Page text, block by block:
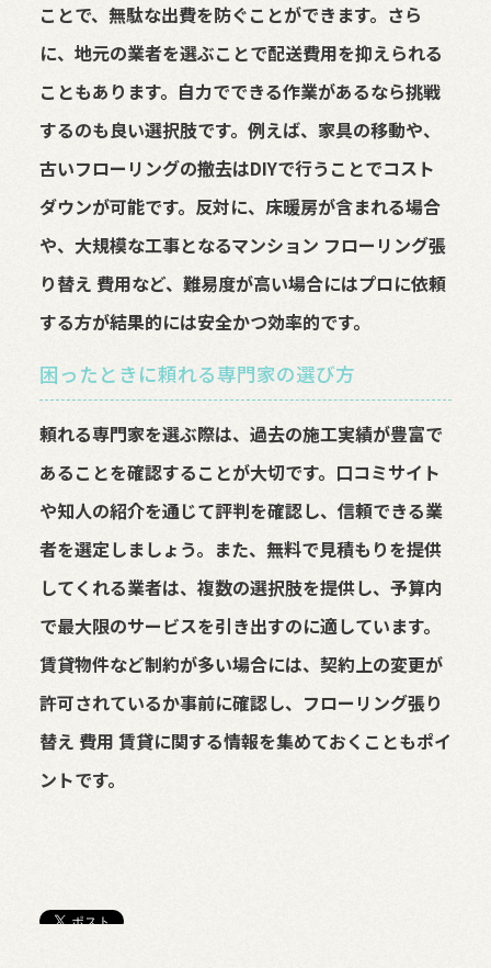
ことで、無駄な出費を防ぐことができます。さら
に、地元の業者を選ぶことで配送費用を抑えられる
こともあります。自力でできる作業があるなら挑戦
するのも良い選択肢です。例えば、家具の移動や、
古いフローリングの撤去はDIYで行うことでコスト
ダウンが可能です。反対に、床暖房が含まれる場合
や、大規模な工事となるマンション フローリング張
り替え 費用など、難易度が高い場合にはプロに依頼
する方が結果的には安全かつ効率的です。
困ったときに頼れる専門家の選び方
頼れる専門家を選ぶ際は、過去の施工実績が豊富で
あることを確認することが大切です。口コミサイト
や知人の紹介を通じて評判を確認し、信頼できる業
者を選定しましょう。また、無料で見積もりを提供
してくれる業者は、複数の選択肢を提供し、予算内
で最大限のサービスを引き出すのに適しています。
賃貸物件など制約が多い場合には、契約上の変更が
許可されているか事前に確認し、フローリング張り
替え 費用 賃貸に関する情報を集めておくこともポイ
ントです。